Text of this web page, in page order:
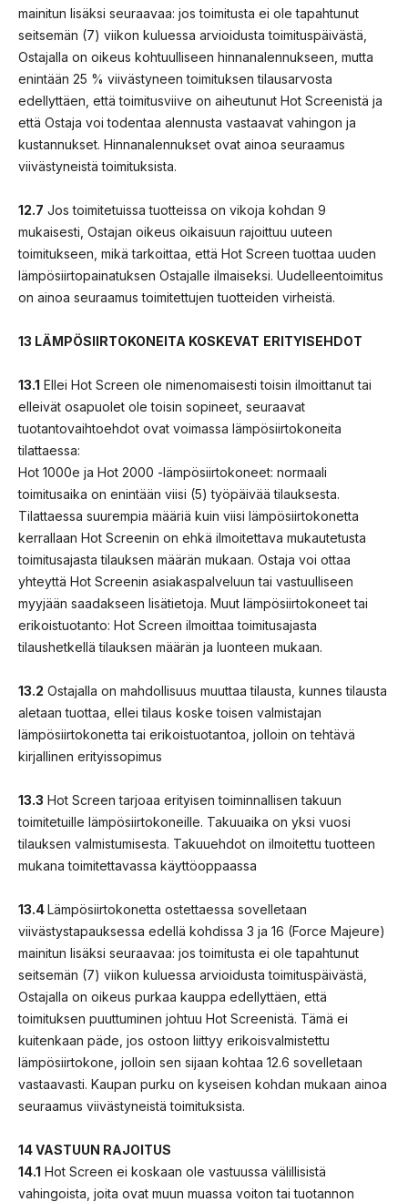
mainitun lisäksi seuraavaa: jos toimitusta ei ole tapahtunut
seitsemän (7) viikon kuluessa arvioidusta toimituspäivästä,
Ostajalla on oikeus kohtuulliseen hinnanalennukseen, mutta
enintään 25 % viivästyneen toimituksen tilausarvosta
edellyttäen, että toimitusviive on aiheutunut Hot Screenistä ja
että Ostaja voi todentaa alennusta vastaavat vahingon ja
kustannukset. Hinnanalennukset ovat ainoa seuraamus
viivästyneistä toimituksista.
12.7 Jos toimitetuissa tuotteissa on vikoja kohdan 9
mukaisesti, Ostajan oikeus oikaisuun rajoittuu uuteen
toimitukseen, mikä tarkoittaa, että Hot Screen tuottaa uuden
lämpösiirtopainatuksen Ostajalle ilmaiseksi. Uudelleentoimitus
on ainoa seuraamus toimitettujen tuotteiden virheistä.
13 LÄMPÖSIIRTOKONEITA KOSKEVAT ERITYISEHDOT
13.1 Ellei Hot Screen ole nimenomaisesti toisin ilmoittanut tai
elleivät osapuolet ole toisin sopineet, seuraavat
tuotantovaihtoehdot ovat voimassa lämpösiirtokoneita
tilattaessa:
Hot 1000e ja Hot 2000 -lämpösiirtokoneet: normaali
toimitusaika on enintään viisi (5) työpäivää tilauksesta.
Tilattaessa suurempia määriä kuin viisi lämpösiirtokonetta
kerrallaan Hot Screenin on ehkä ilmoitettava mukautetusta
toimitusajasta tilauksen määrän mukaan. Ostaja voi ottaa
yhteyttä Hot Screenin asiakaspalveluun tai vastuulliseen
myyjään saadakseen lisätietoja. Muut lämpösiirtokoneet tai
erikoistuotanto: Hot Screen ilmoittaa toimitusajasta
tilaushetkellä tilauksen määrän ja luonteen mukaan.
13.2 Ostajalla on mahdollisuus muuttaa tilausta, kunnes tilausta
aletaan tuottaa, ellei tilaus koske toisen valmistajan
lämpösiirtokonetta tai erikoistuotantoa, jolloin on tehtävä
kirjallinen erityissopimus
13.3 Hot Screen tarjoaa erityisen toiminnallisen takuun
toimitetuille lämpösiirtokoneille. Takuuaika on yksi vuosi
tilauksen valmistumisesta. Takuuehdot on ilmoitettu tuotteen
mukana toimitettavassa käyttöoppaassa
13.4Lämpösiirtokonetta ostettaessa sovelletaan
viivästystapauksessa edellä kohdissa 3 ja 16 (Force Majeure)
mainitun lisäksi seuraavaa: jos toimitusta ei ole tapahtunut
seitsemän (7) viikon kuluessa arvioidusta toimituspäivästä,
Ostajalla on oikeus purkaa kauppa edellyttäen, että
toimituksen puuttuminen johtuu Hot Screenistä. Tämä ei
kuitenkaan päde, jos ostoon liittyy erikoisvalmistettu
lämpösiirtokone, jolloin sen sijaan kohtaa 12.6 sovelletaan
vastaavasti. Kaupan purku on kyseisen kohdan mukaan ainoa
seuraamus viivästyneistä toimituksista.
14 VASTUUN RAJOITUS
14.1 Hot Screen ei koskaan ole vastuussa välillisistä
vahingoista, joita ovat muun muassa voiton tai tuotannon